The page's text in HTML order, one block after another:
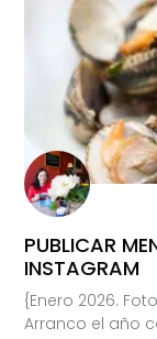
PUBLICAR
INSTAGRAM
{Enero 2026.
Arranco el año